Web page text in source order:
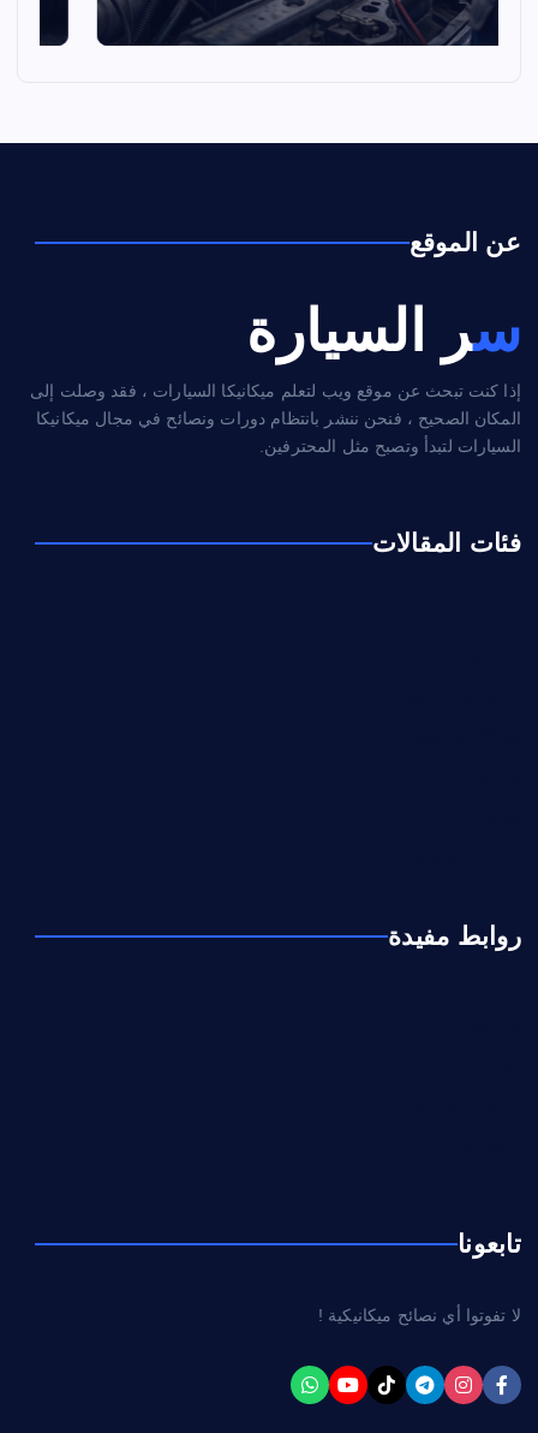
عن الموقع
سر السيارة
إذا كنت تبحث عن موقع ويب لتعلم ميكانيكا السيارات ، فقد وصلت إلى
المكان الصحيح ، فنحن ننشر بانتظام دورات ونصائح في مجال ميكانيكا
السيارات لتبدأ وتصبح مثل المحترفين.
فئات المقالات
روابط مفيدة
تابعونا
لا تفوتوا أي نصائح ميكانيكية !